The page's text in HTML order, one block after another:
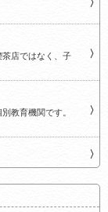
茶店ではなく、子
教育機関です。